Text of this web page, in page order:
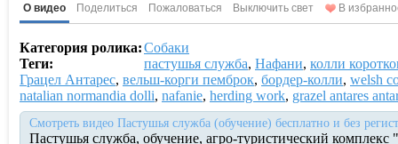
О видео Поделиться Пожаловаться Выключить свет В
Категория ролика:Собаки
Теги:
пастушья служба, Нафани, колли
Грацел Антарес, вельш-корги пемброк, бордер-колли, welsh
natalian normandia dolli, nafanie, herding work, grazel antares antar
Смотреть видео Пастушья служба (обучение) бесплатно и без
Пастушья служба, обучение, агро-туристический